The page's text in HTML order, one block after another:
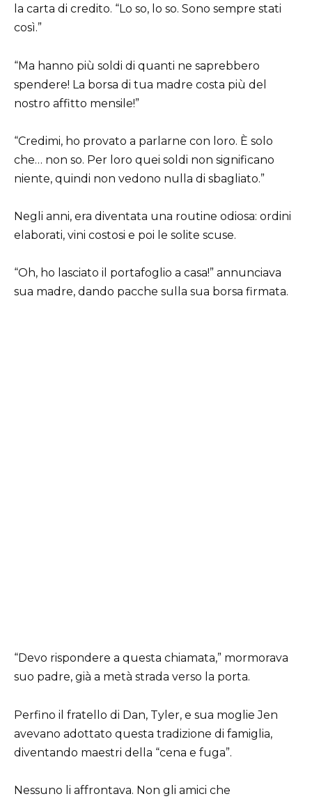
la carta di credito. “Lo so, lo so. Sono sempre stati
così.”
“Ma hanno più soldi di quanti ne saprebbero
spendere! La borsa di tua madre costa più del
nostro affitto mensile!”
“Credimi, ho provato a parlarne con loro. È solo
che… non so. Per loro quei soldi non significano
niente, quindi non vedono nulla di sbagliato.”
Negli anni, era diventata una routine odiosa: ordini
elaborati, vini costosi e poi le solite scuse.
“Oh, ho lasciato il portafoglio a casa!” annunciava
sua madre, dando pacche sulla sua borsa firmata.
“Devo rispondere a questa chiamata,” mormorava
suo padre, già a metà strada verso la porta.
Perfino il fratello di Dan, Tyler, e sua moglie Jen
avevano adottato questa tradizione di famiglia,
diventando maestri della “cena e fuga”.
Nessuno li affrontava. Non gli amici che